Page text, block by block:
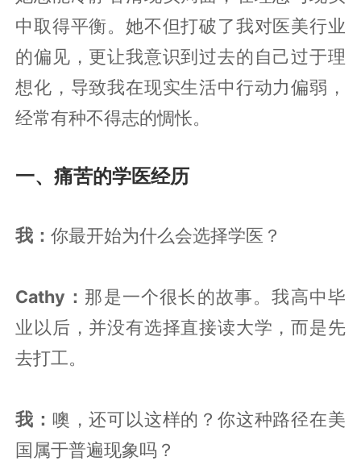
中取得平衡。她不但打破了我对医美行业
的偏见，更让我意识到过去的自己过于理
想化，导致我在现实生活中行动力偏弱，
经常有种不得志的惆怅。
一、痛苦的学医经历
我：你最开始为什么会选择学医？
Cathy： 那是一个很长的故事。我高中毕
业以后，并没有选择直接读大学，而是先
去打工。
我： 噢，还可以这样的？你这种路径在美
国属于普遍现象吗？